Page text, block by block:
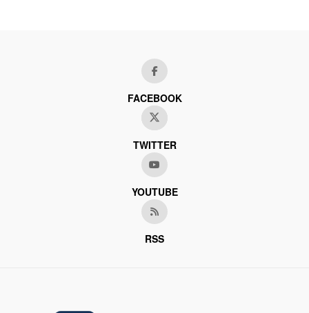
FACEBOOK
TWITTER
YOUTUBE
RSS